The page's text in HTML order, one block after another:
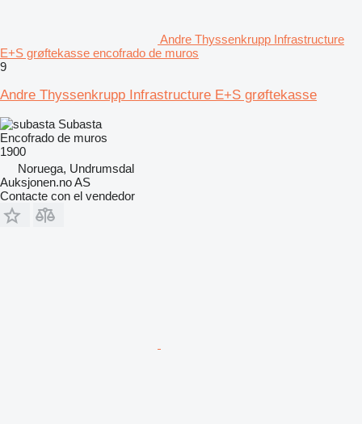
Andre Thyssenkrupp Infrastructure
E+S grøftekasse encofrado de muros
9
Andre Thyssenkrupp Infrastructure E+S grøftekasse
Subasta
Encofrado de muros
1900
Noruega, Undrumsdal
Auksjonen.no AS
Contacte con el vendedor